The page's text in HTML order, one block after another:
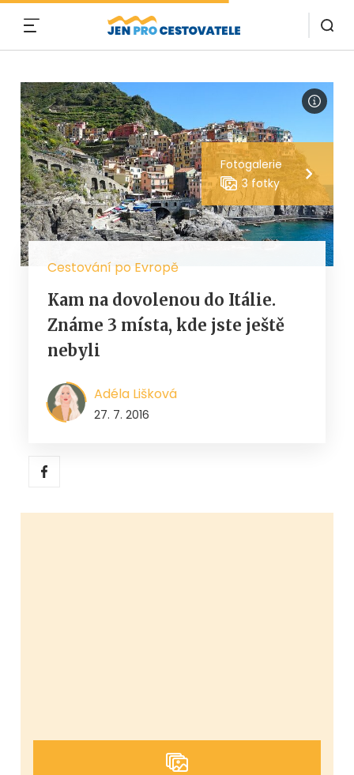
Fotogalerie
3 fotky
Cestování po Evropě
Kam na dovolenou do Itálie.
Známe 3 místa, kde jste ještě
nebyli
Adéla Lišková
27. 7. 2016